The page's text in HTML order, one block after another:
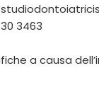
3463
a causa